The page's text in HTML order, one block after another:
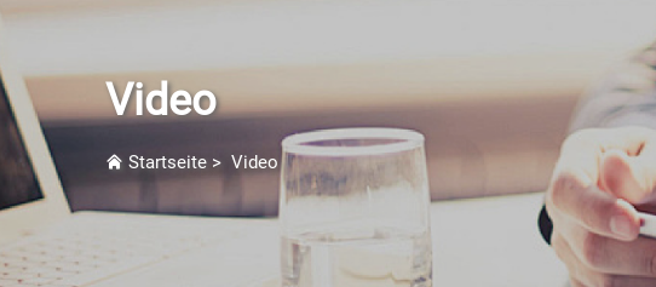
Video
Startseite > Video